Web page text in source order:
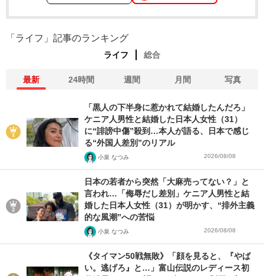
「ライフ」記事のランキング
ライフ 総合
最新 24時間 週間 月間 写真
「黒人の下半身に惹かれて結婚したんだろ」
ケニア人男性と結婚した日本人女性（31）
に“誹謗中傷”殺到…本人が語る、日本で感じ
る“外国人差別”のリアル
小泉 なつみ 2026/08/08
日本の若者から突然「大麻売ってない？」と
言われ…「侮辱だし差別」ケニア人男性と結
婚した日本人女性（31）が明かす、“排外主義
的な風潮”への苦悩
小泉 なつみ 2026/08/08
《タイマン50戦無敗》「顔を見ると、『やば
い。逃げろ』と…」富山伝説のレディース初